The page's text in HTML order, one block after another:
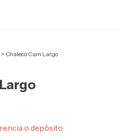
> Chaleco Cam Largo
o depósito